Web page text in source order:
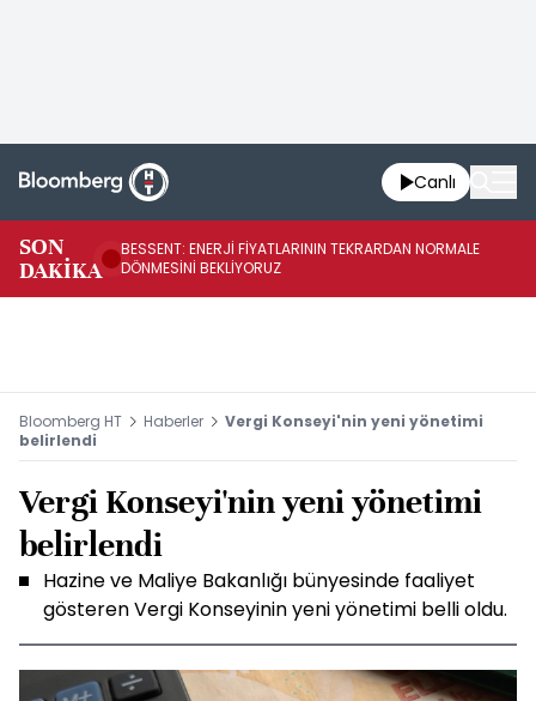
Canlı
SON
DAKİKA
BESSENT: ENERJİ FİYATLARININ TEKRARDAN NORMALE
DÖNMESİNİ BEKLİYORUZ
Bloomberg HT Haberler
Vergi Konseyi'nin yeni yönetimi
belirlendi
Vergi Konseyi'nin yeni yönetimi
belirlendi
Hazine ve Maliye Bakanlığı bünyesinde faaliyet
gösteren Vergi Konseyinin yeni yönetimi belli oldu.